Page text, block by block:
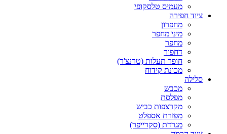
מעמיס טלסקופי
ציוד חפירה
מחפרון
מיני מחפר
מחפר
דחפור
חופר תעלות (טרנצ'ר)
מכונת קידוח
סלילה
מכבש
מפלסת
מקרצפות כביש
מפזרת אספלט
מגרדת (סקרייפר)